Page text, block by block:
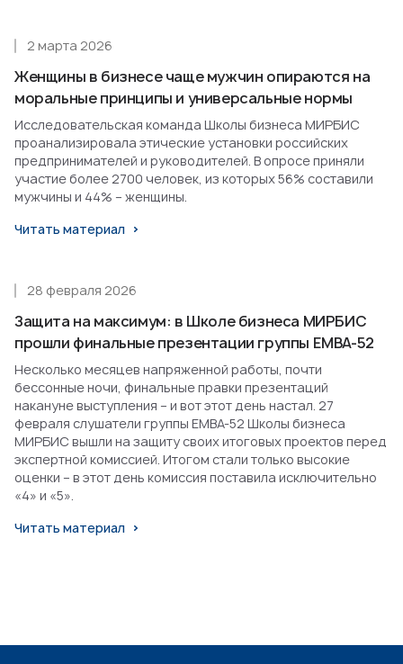
Женщины в бизнесе чаще мужчин опираются на
моральные принципы и универсальные нормы
2 марта 2026
Исследовательская команда Школы бизнеса МИРБИС
проанализировала этические установки российских
предпринимателей и руководителей. В опросе приняли
участие более 2700 человек, из которых 56% составили
мужчины и 44% – женщины.
Читать материал
Защита на максимум: в Школе бизнеса МИРБИС
прошли финальные презентации группы EMBA-52
28 февраля 2026
Несколько месяцев напряженной работы, почти
бессонные ночи, финальные правки презентаций
накануне выступления – и вот этот день настал. 27
февраля слушатели группы EMBA-52 Школы бизнеса
МИРБИС вышли на защиту своих итоговых проектов перед
экспертной комиссией. Итогом стали только высокие
оценки – в этот день комиссия поставила исключительно
«4» и «5».
Читать материал